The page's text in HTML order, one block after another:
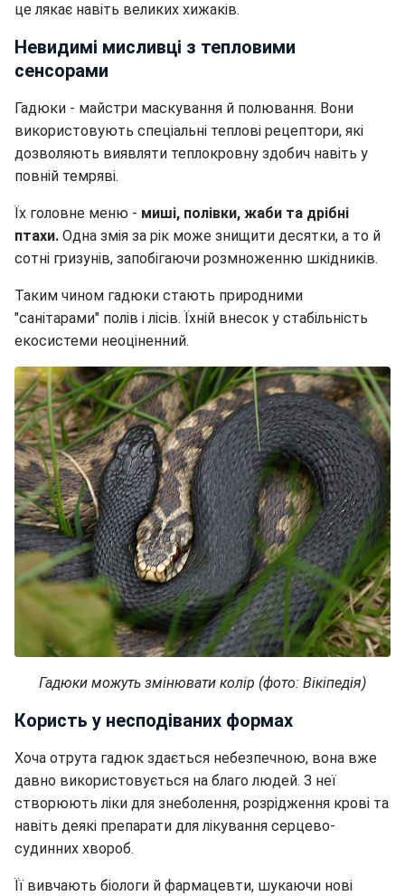
це лякає навіть великих хижаків.
Невидимі мисливці з тепловими
сенсорами
Гадюки - майстри маскування й полювання. Вони
використовують спеціальні теплові рецептори, які
дозволяють виявляти теплокровну здобич навіть у
повній темряві.
Їх головне меню - миші, полівки, жаби та дрібні
птахи. Одна змія за рік може знищити десятки, а то й
сотні гризунів, запобігаючи розмноженню шкідників.
Таким чином гадюки стають природними
"санітарами" полів і лісів. Їхній внесок у стабільність
екосистеми неоціненний.
Гадюки можуть змінювати колір (фото: Вікіпедія)
Користь у несподіваних формах
Хоча отрута гадюк здається небезпечною, вона вже
давно використовується на благо людей. З неї
створюють ліки для знеболення, розрідження крові та
навіть деякі препарати для лікування серцево-
судинних хвороб.
Її вивчають біологи й фармацевти, шукаючи нові